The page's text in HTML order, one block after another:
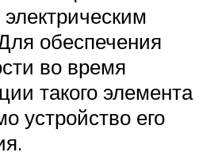
обеспечения
во время
такого элемента
устройство его